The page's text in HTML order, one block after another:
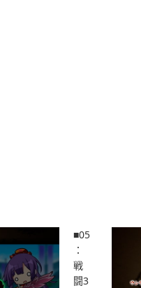
■05
：
戦
闘3